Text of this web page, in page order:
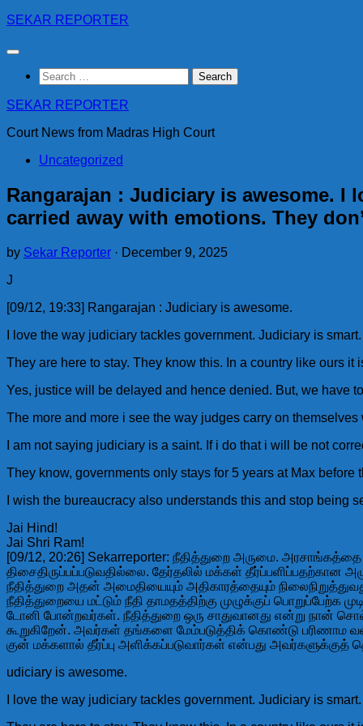
Skip
content
SEKAR REPORTER
Search
for:
SEKAR REPORTER
Court News from Madras High Court
Uncategorized
Rangarajan : Judiciary is awesome. I
carried away with emotions. They
by Sekar Reporter · December 9, 2025
J
[09/12, 19:33] Rangarajan : Judiciary is awesome.
I love the way judiciary tackles government. Judiciary is
They are here to stay. They know this. In a country like ours
Yes, justice will be delayed and hence denied. But, we have
The more and more i see the way judges carry on
I am not saying judiciary is a saint. If i do that i will be not
They know, governments only stays for 5 years at Max
I wish the bureaucracy also understands this and stop being
Jai Hind!
Jai Shri Ram!
[09/12, 20:26] Sekarreporter: நீதித்துறை அருமை. அரசாங்கத்தை
திசைதிருப்பப்படுவதில்லை. தேர்தலில் மக்கள்
நீதித்துறை அதன் அமைதியையும் அதிகாரத்தையும்
நீதித்துறையை மட்டும் நீதி தாமதத்திற்கு முழுக்குப்
டோனி போன்றவர்கள். நீதித்துறை ஒரு சாதுவானது என்று நான்
கூறுகிறேன். அவர்கள் தங்களை மேம்படுத்திக் கொண்டு பரிணாம
குன் மக்களால் தீர்ப்பு அளிக்கப்படுவார்கள் என்பது அவர்களுக்குத்
udiciary is awesome.
I love the way judiciary tackles government. Judiciary is